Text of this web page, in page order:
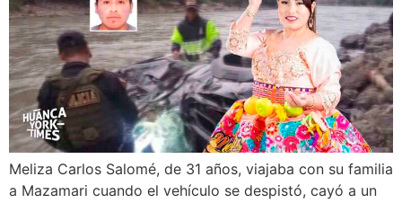
Meliza Carlos Salomé, de 31 años, viajaba con su familia
a Mazamari cuando el vehículo se despistó, cayó a un